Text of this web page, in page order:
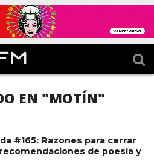
EN "MOTÍN"
#165: Razones para cerrar
recomendaciones de poesía y